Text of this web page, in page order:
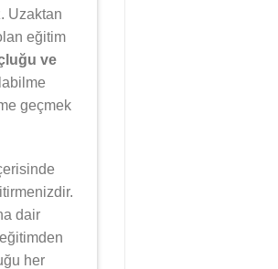
Uzaktan
eğitim
ve
geçmek
dair
her